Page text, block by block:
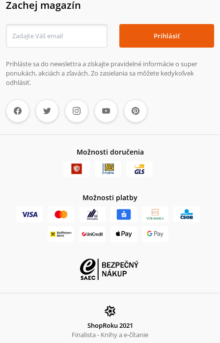
Zachej magazín
Prihlásiť
Prihláste sa do newslettra a získajte pravidelné informácie o super
ponukách, akciách a zľavách. Zo zasielania sa môžete kedykoľvek
odhlásiť.
Možnosti doručenia
Možnosti platby
ShopRoku 2021
Finalista - Knihy a e-čítanie